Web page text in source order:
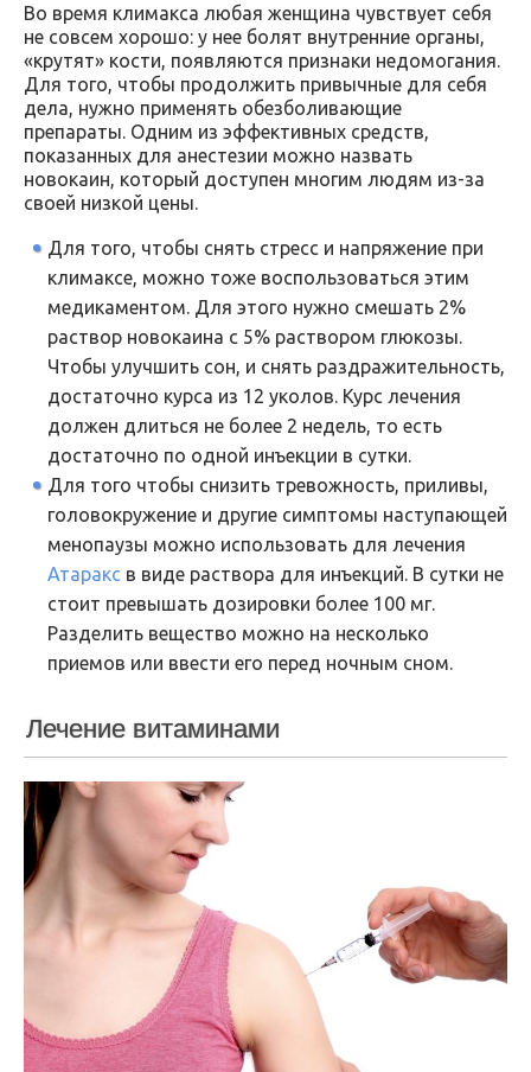
Во время климакса любая женщина чувствует себя
не совсем хорошо: у нее болят внутренние органы,
«крутят» кости, появляются признаки недомогания.
Для того, чтобы продолжить привычные для себя
дела, нужно применять обезболивающие
препараты. Одним из эффективных средств,
показанных для анестезии можно назвать
новокаин, который доступен многим людям из-за
своей низкой цены.
Для того, чтобы снять стресс и напряжение при
климаксе, можно тоже воспользоваться этим
медикаментом. Для этого нужно смешать 2%
раствор новокаина с 5% раствором глюкозы.
Чтобы улучшить сон, и снять раздражительность,
достаточно курса из 12 уколов. Курс лечения
должен длиться не более 2 недель, то есть
достаточно по одной инъекции в сутки.
Для того чтобы снизить тревожность, приливы,
головокружение и другие симптомы наступающей
менопаузы можно использовать для лечения
Атаракс в виде раствора для инъекций. В сутки не
стоит превышать дозировки более 100 мг.
Разделить вещество можно на несколько
приемов или ввести его перед ночным сном.
Лечение витаминами